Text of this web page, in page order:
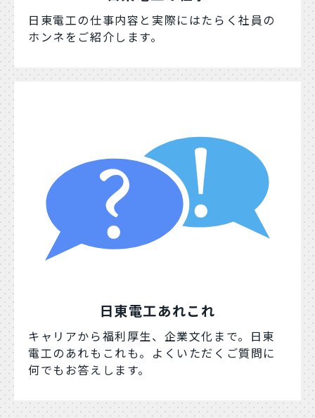
日東電工の仕事内容と実際にはたらく社員の
ホンネをご紹介します。
日東電工あれこれ
キャリアから福利厚生、企業文化まで。日東
電工のあれもこれも。よくいただくご質問に
何でもお答えします。